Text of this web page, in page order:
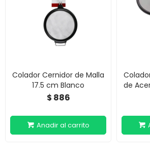
Colador Cernidor de Malla
17.5 cm Blanco
$ 886
de